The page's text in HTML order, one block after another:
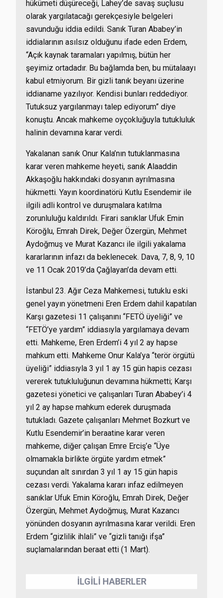
hükümeti düşüreceği, Lahey’de savaş suçlusu
olarak yargılatacağı gerekçesiyle belgeleri
savunduğu iddia edildi. Sanık Turan Ababey’in
iddialarının asılsız olduğunu ifade eden Erdem,
“Açık kaynak taramaları yapılmış, bütün her
şeyimiz ortadadır. Bu bağlamda ben, bu mütalaayı
kabul etmiyorum. Bir gizli tanık beyanı üzerine
iddianame yazılıyor. Kendisi bunları reddediyor.
Tutuksuz yargılanmayı talep ediyorum” diye
konuştu. Ancak mahkeme oyçokluğuyla tutukluluk
halinin devamına karar verdi.
Yakalanan sanık Onur Kala’nın tutuklanmasına
karar veren mahkeme heyeti, sanık Alaaddin
Akkaşoğlu hakkındaki dosyanın ayrılmasına
hükmetti. Yayın koordinatörü Kutlu Esendemir ile
ilgili adli kontrol ve duruşmalara katılma
zorunluluğu kaldırıldı. Firari sanıklar Ufuk Emin
Köroğlu, Emrah Direk, Değer Özergün, Mehmet
Aydoğmuş ve Murat Kazancı ile ilgili yakalama
kararlarının infazı da beklenecek. Dava, 7, 8, 9, 10
ve 11 Ocak 2019’da Çağlayan’da devam etti.
İstanbul 23. Ağır Ceza Mahkemesi, tutuklu eski
genel yayın yönetmeni Eren Erdem dahil kapatılan
Karşı gazetesi 11 çalışanını “FETÖ üyeliği” ve
“FETÖ’ye yardım” iddiasıyla yargılamaya devam
etti. Mahkeme, Eren Erdem’i 4 yıl 2 ay hapse
mahkum etti. Mahkeme Onur Kala’ya “terör örgütü
üyeliği” iddiasıyla 3 yıl 1 ay 15 gün hapis cezası
vererek tutukluluğunun devamına hükmetti; Karşı
gazetesi yönetici ve çalışanları Turan Ababey’i 4
yıl 2 ay hapse mahkum ederek duruşmada
tutukladı. Gazete çalışanları Mehmet Bozkurt ve
Kutlu Esendemir’in beraatine karar veren
mahkeme, diğer çalışan Emre Erciş’e “Üye
olmamakla birlikte örgüte yardım etmek”
suçundan alt sınırdan 3 yıl 1 ay 15 gün hapis
cezası verdi. Yakalama kararı infaz edilmeyen
sanıklar Ufuk Emin Köroğlu, Emrah Direk, Değer
Özergün, Mehmet Aydoğmuş, Murat Kazancı
yönünden dosyanın ayrılmasına karar verildi. Eren
Erdem “gizlilik ihlali” ve “gizli tanığı ifşa”
suçlamalarından beraat etti (1 Mart).
İLGİLİ HABERLER